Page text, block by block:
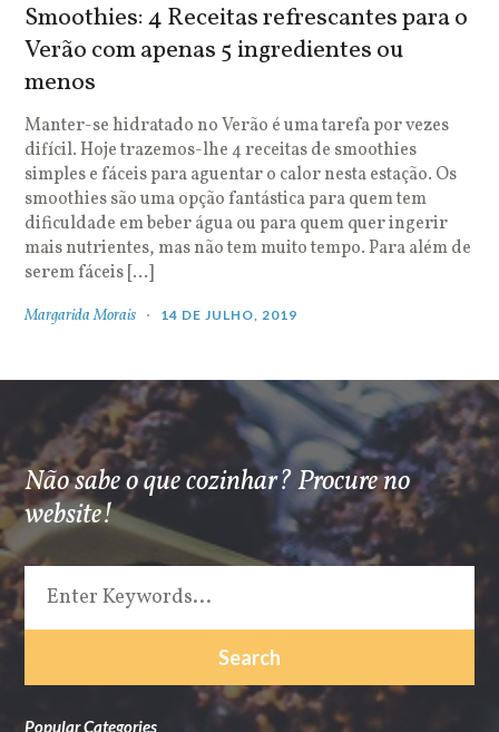
Smoothies: 4 Receitas refrescantes para o
Verão com apenas 5 ingredientes ou
menos
Manter-se hidratado no Verão é uma tarefa por vezes
difícil. Hoje trazemos-lhe 4 receitas de smoothies
simples e fáceis para aguentar o calor nesta estação. Os
smoothies são uma opção fantástica para quem tem
dificuldade em beber água ou para quem quer ingerir
mais nutrientes, mas não tem muito tempo. Para além de
serem fáceis […]
Margarida Morais 14 DE JULHO, 2019
Não sabe o que cozinhar? Procure no
website!
Popular Categories